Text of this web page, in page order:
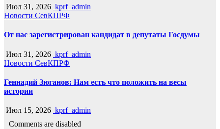
Июл 31, 2026 kprf_admin
Новости СевКПРФ
От нас зарегистрирован кандидат в депутаты Госдумы
Июл 31, 2026 kprf_admin
Новости СевКПРФ
Геннадий Зюганов: Нам есть что положить на весы
истории
Июл 15, 2026 kprf_admin
Comments are disabled